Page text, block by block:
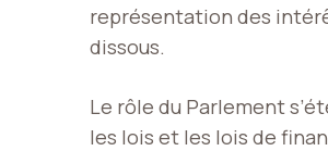
représentation des
dissous.
Le rôle du Parlement
les lois et les lois de